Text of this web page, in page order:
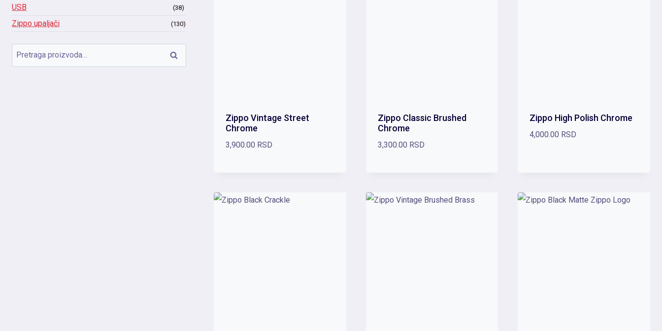
Zippo Vintage Street
Chrome
3,900.00 RSD
Zippo Classic Brushed
Chrome
3,300.00 RSD
Zippo High Polish Chrome
4,000.00 RSD
USB (38)
Zippo upaljači (130)
Pretraga
za:
Pretraži